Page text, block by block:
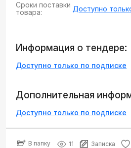
Сроки поставки
товара:
Доступно
Информация о тендере:
Доступно только по подписке
Дополнительная
Доступно только по подписке
В папку 11 Записка